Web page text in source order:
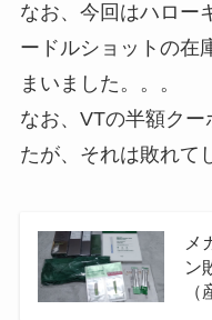
なお、今回はハロー
ードルショットの在
まいました。。。
なお、VTの半額ク
たが、それは敗れて
メ
ン